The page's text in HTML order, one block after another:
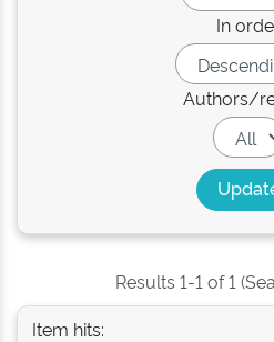
In
Authors/
Results 1-1 of 1
Item hits: